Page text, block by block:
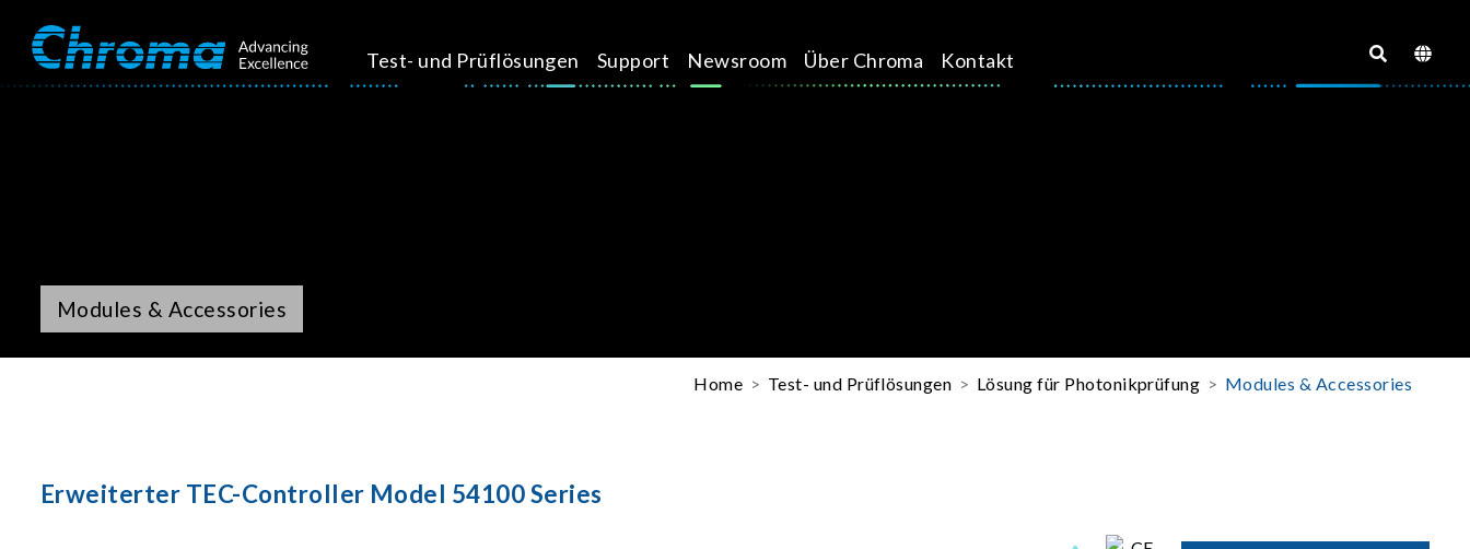
Test- und Prüflösungen Support Newsroom Über Chroma Kontakt
Modules & Accessories
Home Test- und Prüflösungen Lösung für Photonikprüfung Modules & Accessories
Erweiterter TEC-Controller Model 54100 Series